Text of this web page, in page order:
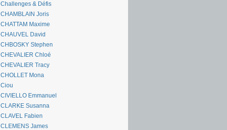
Challenges & Défis
CHAMBLAIN Joris
CHATTAM Maxime
CHAUVEL David
CHBOSKY Stephen
CHEVALIER Chloé
CHEVALIER Tracy
CHOLLET Mona
Ciou
CIVIELLO Emmanuel
CLARKE Susanna
CLAVEL Fabien
CLEMENS James